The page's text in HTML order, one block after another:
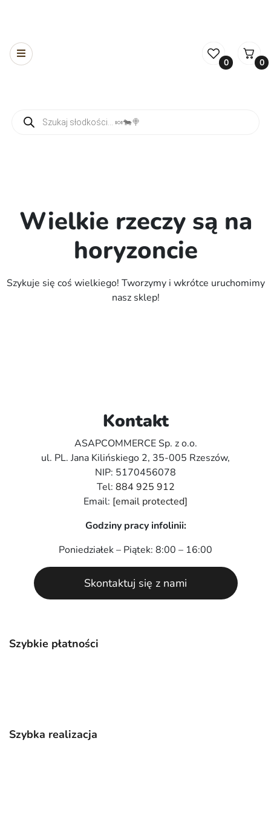
0 0
Wielkie rzeczy są na
horyzoncie
Szykuje się coś wielkiego! Tworzymy i wkrótce uruchomimy
nasz sklep!
Szybkie płatności
Szybka realizacja
Kontakt
ASAPCOMMERCE Sp. z o.o.
ul. PL. Jana Kilińskiego 2, 35-005 Rzeszów,
NIP: 5170456078
Tel: 884 925 912
Email: [email protected]
Godziny pracy infolinii:
Poniedziałek – Piątek: 8:00 – 16:00
Skontaktuj się z nami